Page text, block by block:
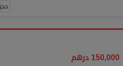
150,000 درهم